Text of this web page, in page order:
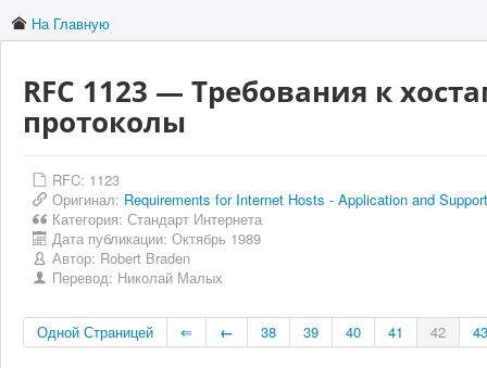
На Главную
RFC 1123 — Требования к
протоколы
RFC: 1123
Оригинал: Requirements for Internet Hosts - Application and Support
Категория: Стандарт Интернета
Дата публикации: Октябрь 1989
Автор: Robert Braden
Перевод: Николай Малых
Одной Страницей ⇐ ← 38 39 40 41 42 43